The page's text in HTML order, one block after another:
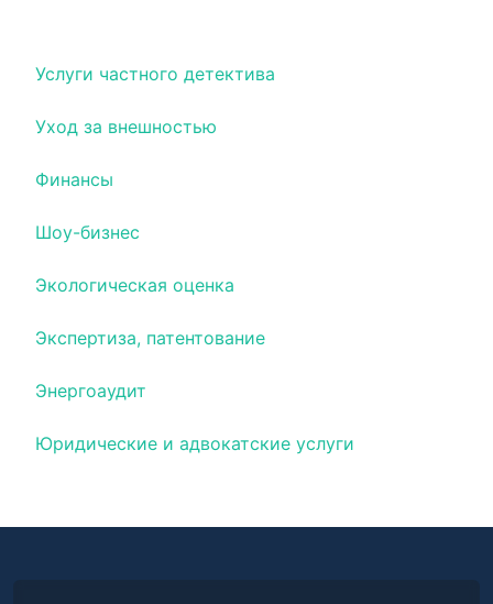
Услуги частного детектива
Уход за внешностью
Финансы
Шоу-бизнес
Экологическая оценка
Экспертиза, патентование
Энергоаудит
Юридические и адвокатские услуги